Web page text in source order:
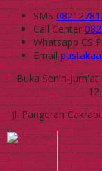
SMS
Call Center
WhatsappCS
Email
Buka Senin-
Jl. Pangeran